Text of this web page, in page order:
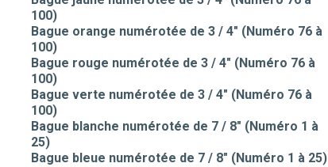
100)
Bague orange numérotée de 3 / 4" (Numéro 76 à
100)
Bague rouge numérotée de 3 / 4" (Numéro 76 à
100)
Bague verte numérotée de 3 / 4" (Numéro 76 à
100)
Bague blanche numérotée de 7 / 8" (Numéro 1 à
25)
Bague bleue numérotée de 7 / 8" (Numéro 1 à 25)